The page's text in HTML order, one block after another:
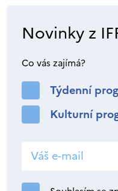
Novinky z
Co vás zajímá?
Týdenní
Kulturní